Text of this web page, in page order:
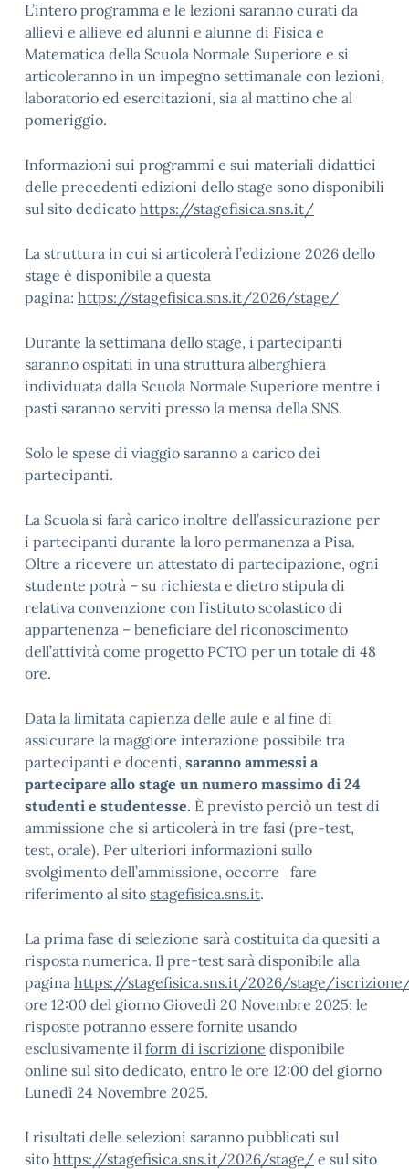
L’intero programma e le lezioni saranno curati da
allievi e allieve ed alunni e alunne di Fisica e
Matematica della Scuola Normale Superiore e si
articoleranno in un impegno settimanale con lezioni,
laboratorio ed esercitazioni, sia al mattino che al
pomeriggio.
Informazioni sui programmi e sui materiali didattici
delle precedenti edizioni dello stage sono disponibili
sul sito dedicato https://stagefisica.sns.it/
La struttura in cui si articolerà l’edizione 2026 dello
stage è disponibile a questa
pagina: https://stagefisica.sns.it/2026/stage/
Durante la settimana dello stage, i partecipanti
saranno ospitati in una struttura alberghiera
individuata dalla Scuola Normale Superiore mentre i
pasti saranno serviti presso la mensa della SNS.
Solo le spese di viaggio saranno a carico dei
partecipanti.
La Scuola si farà carico inoltre dell’assicurazione per
i partecipanti durante la loro permanenza a Pisa.
Oltre a ricevere un attestato di partecipazione, ogni
studente potrà – su richiesta e dietro stipula di
relativa convenzione con l’istituto scolastico di
appartenenza – beneficiare del riconoscimento
dell’attività come progetto PCTO per un totale di 48
ore.
Data la limitata capienza delle aule e al fine di
assicurare la maggiore interazione possibile tra
partecipanti e docenti, saranno ammessi a
partecipare allo stage un numero massimo di 24
studenti e studentesse. È previsto perciò un test di
ammissione che si articolerà in tre fasi (pre-test,
test, orale). Per ulteriori informazioni sullo
svolgimento dell’ammissione, occorre fare
riferimento al sito stagefisica.sns.it.
La prima fase di selezione sarà costituita da quesiti a
risposta numerica. Il pre-test sarà disponibile alla
pagina https://stagefisica.sns.it/2026/stage/
ore 12:00 del giorno Giovedì 20 Novembre 2025; le
risposte potranno essere fornite usando
esclusivamente il form di iscrizione disponibile
online sul sito dedicato, entro le ore 12:00 del giorno
Lunedì 24 Novembre 2025.
I risultati delle selezioni saranno pubblicati sul
sito https://stagefisica.sns.it/2026/stage/ e sul sito